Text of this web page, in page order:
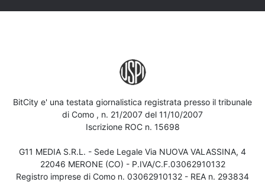
BitCity e' una testata giornalistica registrata presso il tribunale
di Como , n. 21/2007 del 11/10/2007
Iscrizione ROC n. 15698
G11 MEDIA S.R.L. - Sede Legale Via NUOVA VALASSINA, 4
22046 MERONE (CO) - P.IVA/C.F.03062910132
Registro imprese di Como n. 03062910132 - REA n. 293834